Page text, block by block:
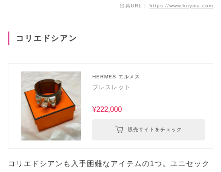
出典URL： https://www.buyma.com
コリエドシアン
HERMES エルメス
ブレスレット
¥222,000
販売サイトをチェック
コリエドシアンも入手困難なアイテムの1つ。ユニセック